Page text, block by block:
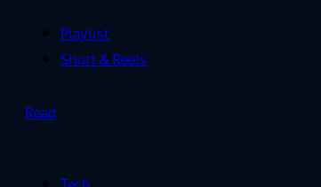
Playlist
Short & Reels
Read